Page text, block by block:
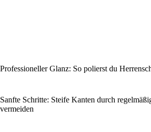
Professioneller Glanz: So polierst du
Sanfte Schritte: Steife Kanten durch
vermeiden